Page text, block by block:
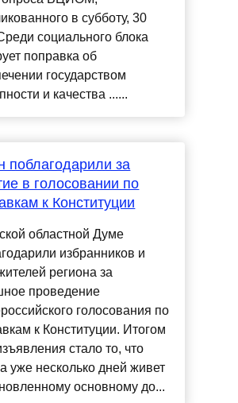
в субботу, 30
социального блока
поправка об
государством
и качества ......
поблагодарили за
в голосовании по
к Конституции
областной Думе
избранников и
региона за
проведение
голосования по
к Конституции. Итогом
стало то, что
уже несколько дней живет
основному до...